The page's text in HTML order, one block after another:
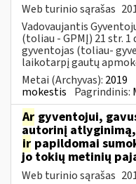
Web turinio sąrašas
Vadovaujantis
(toliau - GPMĮ) 21 str.
gyventojas (toliau-
laikotarpį gautų
Metai (Archyvas): 2019
mokestis Pagrindinis:
Ar gyventojui,
autorinį
ir papildomai
jo tokių metinių
Web turinio sąrašas